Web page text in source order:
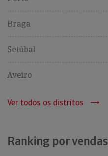
Braga
Setúbal
Aveiro
Ver todos os distritos
Ranking por vendas